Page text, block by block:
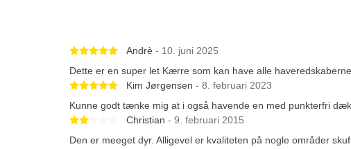
Betygsatt 5 av 5 stjärnor
Andrè - 10. juni 2025
Dette er en super let Kærre som kan have alle
Betygsatt 5 av 5 stjärnor
Kim Jørgensen - 8. februari 2023
Kunne godt tænke mig at i også havende en med punkterfri dæk
Betygsatt 2 av 5 stjärnor
Christian - 9. februari 2015
Den er meeget dyr. Alligevel er kvaliteten på nogle områder